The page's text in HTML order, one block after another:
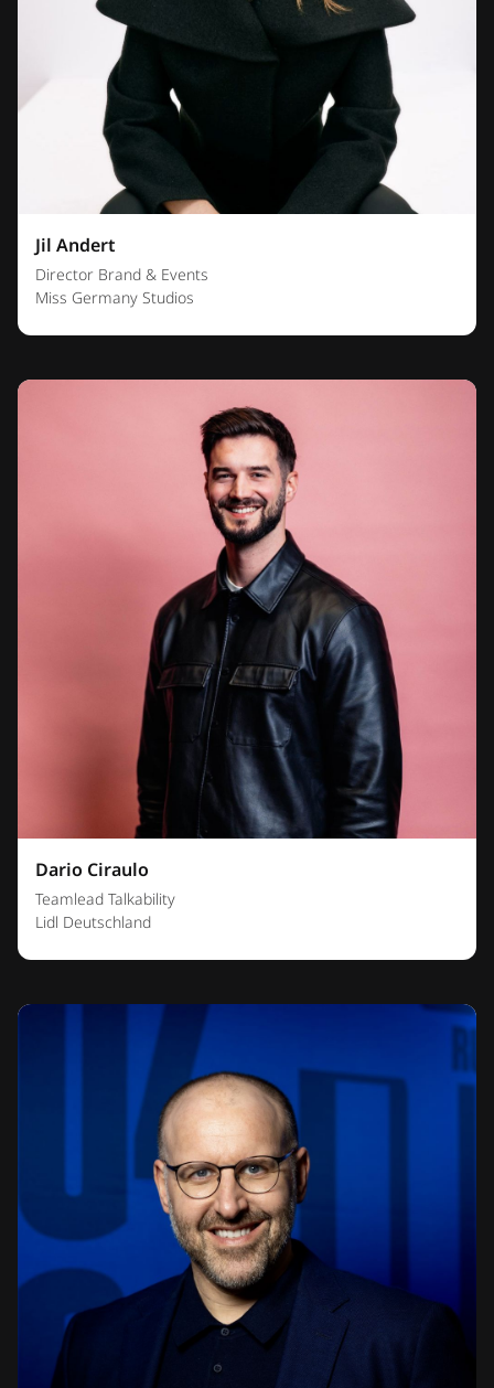
Jil Andert
Director Brand & Events
Miss Germany Studios
Dario Ciraulo
Teamlead Talkability
Lidl Deutschland